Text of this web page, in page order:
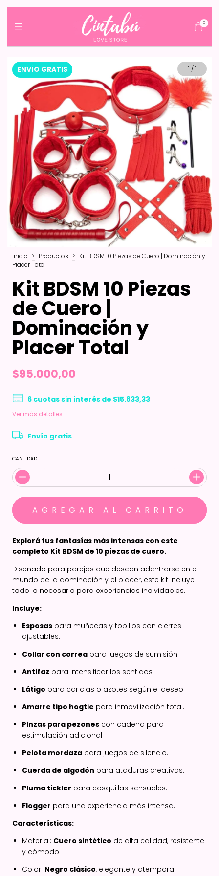
0
ENVÍO GRATIS 1 /1
Inicio > Productos > Kit BDSM 10 Piezas de Cuero | Dominación y
Placer Total
Kit BDSM 10 Piezas
de Cuero |
Dominación y
Placer Total
$95.000,00
6 cuotas sin interés de $15.833,33
Ver más detalles
Envío gratis
CANTIDAD
Explorá tus fantasías más intensas con este
completo Kit BDSM de 10 piezas de cuero.
Diseñado para parejas que desean adentrarse en el
mundo de la dominación y el placer, este kit incluye
todo lo necesario para experiencias inolvidables.
Incluye:
Esposas para muñecas y tobillos con cierres
ajustables.
Collar con correa para juegos de sumisión.
Antifaz para intensificar los sentidos.
Látigo para caricias o azotes según el deseo.
Amarre tipo hogtie para inmovilización total.
Pinzas para pezones con cadena para
estimulación adicional.
Pelota mordaza para juegos de silencio.
Cuerda de algodón para ataduras creativas.
Pluma tickler para cosquillas sensuales.
Flogger para una experiencia más intensa.
Características:
Material: Cuero sintético de alta calidad, resistente
y cómodo.
Color: Negro clásico, elegante y atemporal.